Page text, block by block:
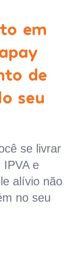
em
de
seu
se livrar
e
alívio não
no seu